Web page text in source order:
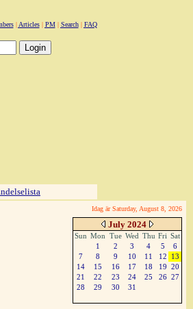
| Articles| PM| Search| FAQ
Idag är Saturday, August 8, 2026
July 2024
Sun Mon Tue Wed Thu Fri Sat
1
2 3 4 5
6
7
8 9 10 11 12
13
14
15 16 17 18 19 20
21
22 23 24 25 26 27
28
29 30 31